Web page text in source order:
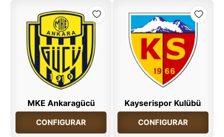
MKE Ankaragücü
CONFIGURAR
Kayserispor Kulübü
CONFIGURAR